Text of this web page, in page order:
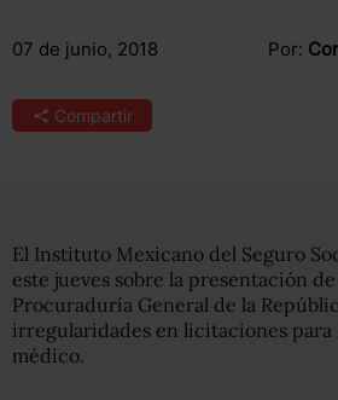
07 de junio, 2018 Por:
Compartir
El Instituto Mexicano del Seguro
este jueves sobre la presentación
Procuraduría General de la
irregularidades en licitaciones para
médico.